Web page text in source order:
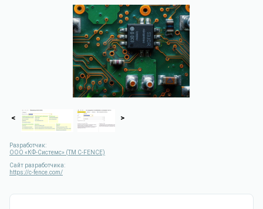
< >
Разработчик:
ООО «КФ-Системс» (TM C-FENCE)
Сайт разработчика:
https://c-fence.com/